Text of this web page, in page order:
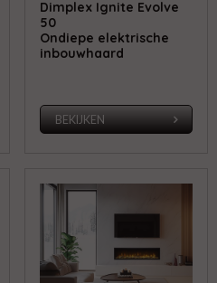
Dimplex Ignite Evolve
50
Ondiepe elektrische
inbouwhaard
BEKIJKEN